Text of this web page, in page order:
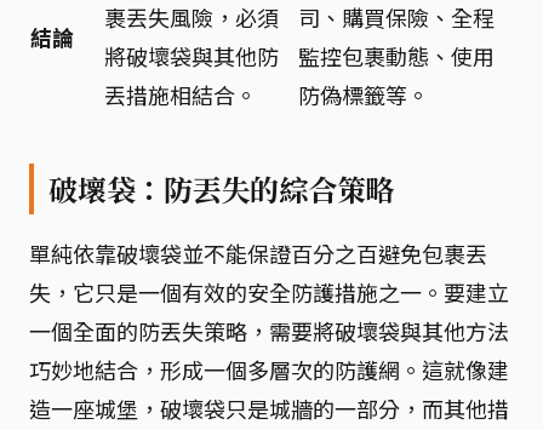
結論
裹丟失風險，必須
將破壞袋與其他防
丟措施相結合。
司、購買保險、全程
監控包裹動態、使用
防偽標籤等。
破壞袋：防丟失的綜合策略
單純依靠破壞袋並不能保證百分之百避免包裹丟
失，它只是一個有效的安全防護措施之一。要建立
一個全面的防丟失策略，需要將破壞袋與其他方法
巧妙地結合，形成一個多層次的防護網。這就像建
造一座城堡，破壞袋只是城牆的一部分，而其他措